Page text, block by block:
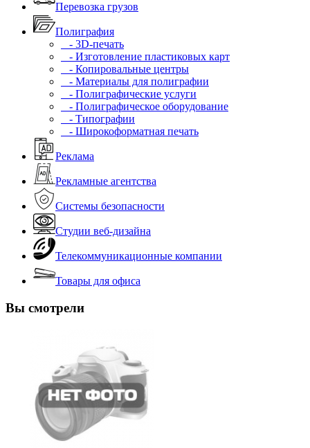
Перевозка грузов
Полиграфия
- 3D-печать
- Изготовление пластиковых карт
- Копировальные центры
- Материалы для полиграфии
- Полиграфические услуги
- Полиграфическое оборудование
- Типографии
- Широкоформатная печать
Реклама
Рекламные агентства
Системы безопасности
Студии веб-дизайна
Телекоммуникационные компании
Товары для офиса
Вы смотрели